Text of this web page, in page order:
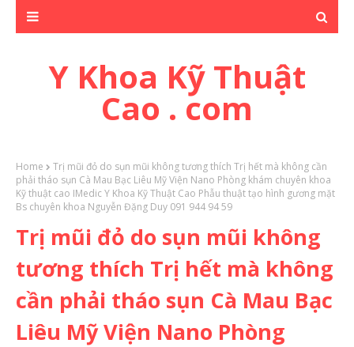
Y Khoa Kỹ Thuật
Cao . com
Home
Trị mũi đỏ do sụn mũi không tương thích Trị hết mà không cần
phải tháo sụn Cà Mau Bạc Liêu Mỹ Viện Nano Phòng khám chuyên khoa
Kỹ thuật cao IMedic Y Khoa Kỹ Thuật Cao Phẫu thuật tạo hình gương mặt
Bs chuyên khoa Nguyễn Đặng Duy 091 944 94 59
Trị mũi đỏ do sụn mũi không
tương thích Trị hết mà không
cần phải tháo sụn Cà Mau Bạc
Liêu Mỹ Viện Nano Phòng